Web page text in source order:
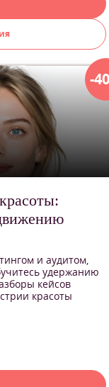
-
и аудитом,
удержанию
кейсов
красоты